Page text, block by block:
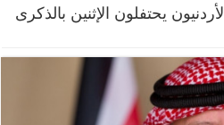
الأردنيون يحتفلون الإثنين بالذكرى